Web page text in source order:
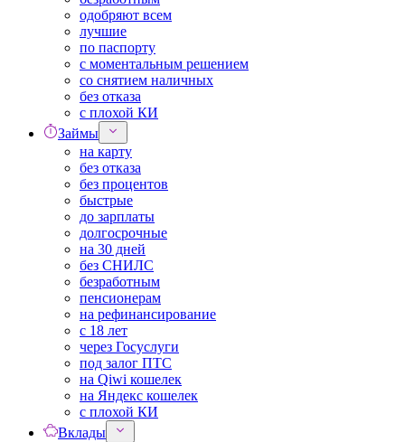
одобряют всем
лучшие
по паспорту
с моментальным решением
со снятием наличных
без отказа
с плохой КИ
Займы
на карту
без отказа
без процентов
быстрые
до зарплаты
долгосрочные
на 30 дней
без СНИЛС
безработным
пенсионерам
на рефинансирование
с 18 лет
через Госуслуги
под залог ПТС
на Qiwi кошелек
на Яндекс кошелек
с плохой КИ
Вклады